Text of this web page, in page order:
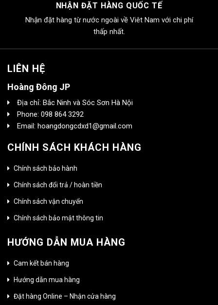
NHẬN ĐẶT HÀNG QUỐC TẾ
Nhận đặt hàng từ nước ngoài về Viêt Nam với chi phí
thấp nhất.
LIÊN HỆ
Hoàng Đông JP
Địa chỉ: Bắc Ninh và Sóc Sơn Hà Nội
Phone: 098 864 3292
Email: hoangdongcdxd1@gmail.com
CHÍNH SÁCH KHÁCH HÀNG
Chính sách bảo hành
Chính sách đổi trả / hoàn tiền
Chính sách vận chuyển
Chính sách bảo mật thông tin
HƯỚNG DẪN MUA HÀNG
Cam kết bán hàng
Hướng dẫn mua hàng
Đặt hàng Online – Nhận cửa hàng